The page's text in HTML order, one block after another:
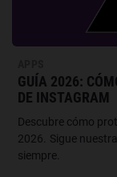
GUÍA 2026:
DE INSTAGRAM
Descubre cómo
2026. Sigue
siempre.